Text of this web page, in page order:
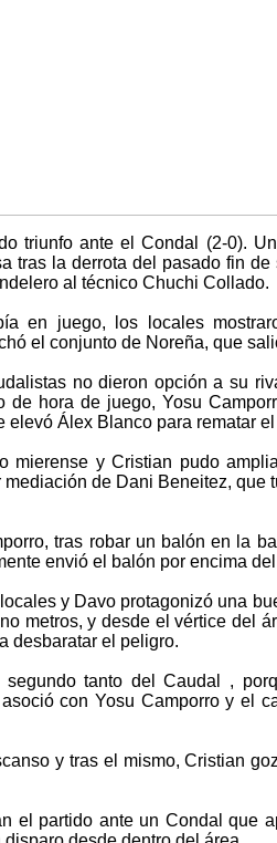
triunfo ante el Condal (2-0).
tras la derrota del pasado fin
al técnico Chuchi Collado.
en juego, los locales
el conjunto de Noreña, que
no dieron opción a su
de hora de juego, Yosu
elevó Álex Blanco para rematar
mierense y Cristian pudo
mediación de Dani Beneitez,
tras robar un balón en la
envió el balón por encima
y Davo protagonizó una
metros, y desde el vértice del
desbaratar el peligro.
segundo tanto del Caudal ,
con Yosu Camporro y el
y tras el mismo, Cristian
el partido ante un Condal que